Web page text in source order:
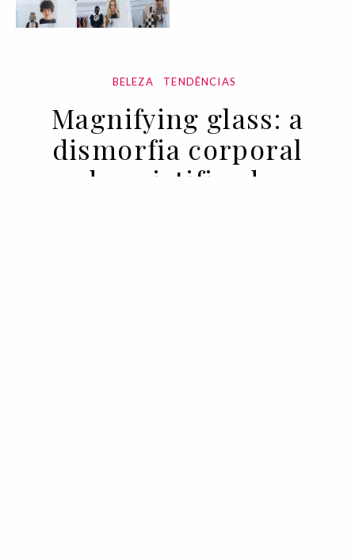
BELEZA TENDÊNCIAS
Magnifying glass: a
dismorfia corporal
desmistificada